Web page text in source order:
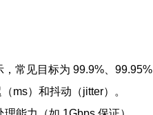
常见目标为 99.9%、99.95%
ms）和抖动（jitter）。